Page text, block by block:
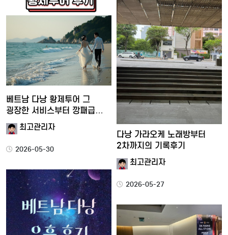
베트남 다낭 황제투어 그
굉장한 서비스부터 깡패급
재미…최고관리자
2026-05-30
다낭 가라오케 노래방부터
2차까지의 기록후기
최고관리자
2026-05-27